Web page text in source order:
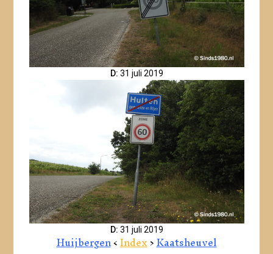
D: 31 juli 2019
D: 31 juli 2019
Huijbergen<Index>Kaatsheuvel